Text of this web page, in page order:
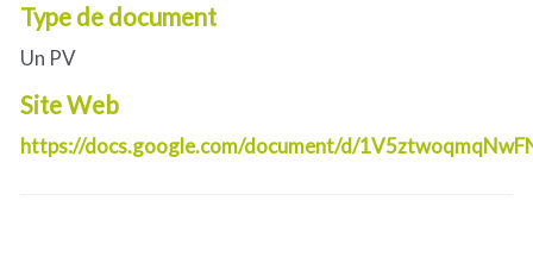
Type de document
Un PV
Site Web
https://docs.google.com/document/d/